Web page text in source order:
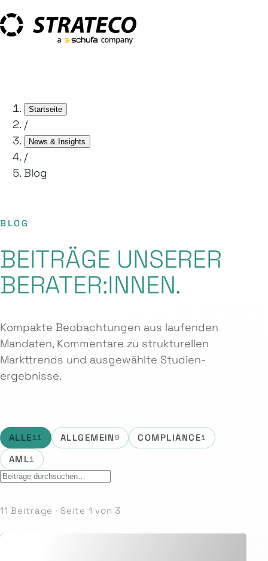
Startseite
/
News & Insights
/
Blog
BLOG
BEITRÄGE UNSERER
BERATER:INNEN.
Kompakte Beobachtungen aus laufenden
Mandaten, Kommentare zu strukturellen
Markttrends und ausgewählte Studien­
ergebnisse.
ALLE11 ALLGEMEIN9 COMPLIANCE1
AML1
11 Beiträge · Seite 1 von 3